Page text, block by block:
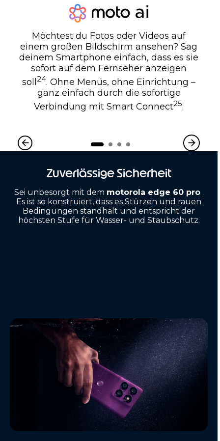
Möchtest du Fotos oder Videos auf
einem großen Bildschirm ansehen? Sag
deinem Smartphone einfach, dass es sie
sofort auf dem Fernseher anzeigen
soll 24. Ohne Menüs, ohne Einrichtung –
ganz einfach durch die sofortige
Verbindung mit Smart Connect25.
Zuverlässige Sicherheit
Sei unbesorgt mit dem motorola edge 60 pro.
Es ist so konstruiert, dass es Stürzen und rauen
Bedingungen standhält und entspricht der
höchsten Stufe für Wasser- und Staubschutz.